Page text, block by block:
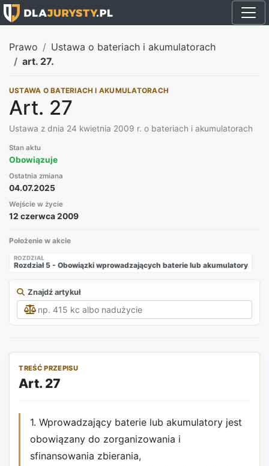
Prawo
Ustawa o bateriach i akumulatorach
art. 27.
USTAWA O BATERIACH I AKUMULATORACH
Art. 27
Ustawa z dnia 24 kwietnia 2009 r. o bateriach i akumulatorach
Stan aktu
Obowiązuje
Ostatnia zmiana
04.07.2025
Wejście w życie
12 czerwca 2009
Położenie w akcie
ROZDZIAŁ
Rozdział 5 - Obowiązki wprowadzających baterie lub akumulatory
Znajdź artykuł
TREŚĆ PRZEPISU
Art. 27
1. Wprowadzający baterie lub akumulatory jest
obowiązany do zorganizowania i
sfinansowania zbierania,